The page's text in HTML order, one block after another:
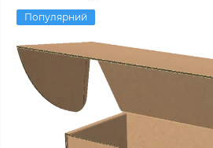
Популярний